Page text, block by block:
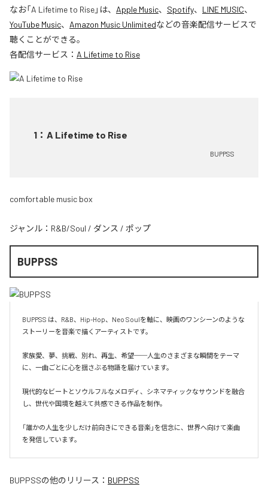
なお「A Lifetime to Rise」は、 Apple Music、 Spotify、 LINE MUSIC、
YouTube Music、 Amazon Music Unlimitedなどの音楽配信サービスで
聴くことができる。
各配信サービス： A Lifetime to Rise
1 ： A Lifetime to Rise
BUPPSS
comfortable music box
ジャンル： R&B/Soul / ダンス / ポップ
BUPPSS
BUPPSS は、R&B、Hip-Hop、Neo Soulを軸に、映画のワンシーンのような
ストーリーを音楽で描くアーティストです。
家族愛、夢、挑戦、別れ、再生、希望──人生のさまざまな瞬間をテーマ
に、一曲ごとに心を揺さぶる物語を届けています。
現代的なビートとソウルフルなメロディ、シネマティックなサウンドを融合
し、世代や国境を越えて共感できる作品を制作。
「誰かの人生を少しだけ前向きにできる音楽」を信念に、世界へ向けて楽曲
を発信しています。
BUPPSSの他のリリース： BUPPSS